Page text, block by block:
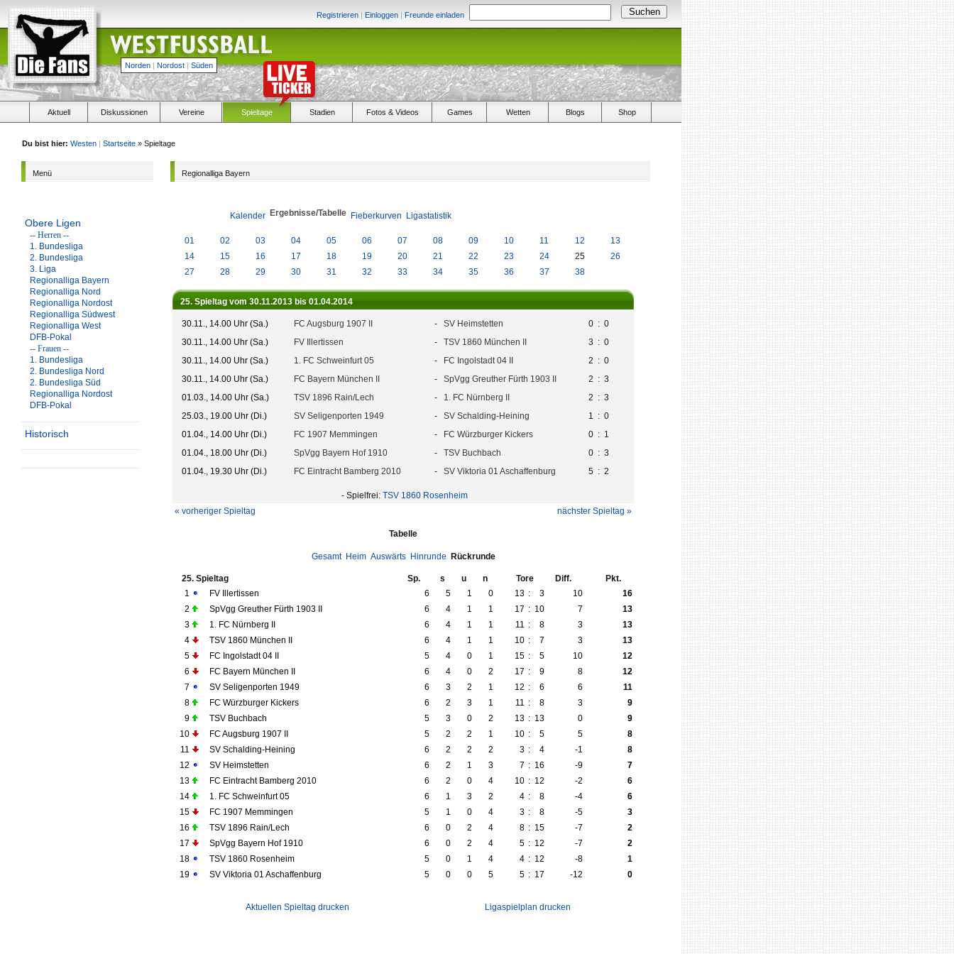
Registrieren | Einloggen | Freunde einladen
Norden | Nordost | Süden
Aktuell Diskussionen Vereine Spieltage Stadien Fotos & Videos Games Wetten Blogs Shop
Du bist hier: Westen | Startseite » Spieltage
Menü
Obere Ligen
-- Herren --
1. Bundesliga
2. Bundesliga
3. Liga
Regionalliga Bayern
Regionalliga Nord
Regionalliga Nordost
Regionalliga Südwest
Regionalliga West
DFB-Pokal
-- Frauen --
1. Bundesliga
2. Bundesliga Nord
2. Bundesliga Süd
Regionalliga Nordost
DFB-Pokal
Historisch
Regionalliga Bayern
Kalender Ergebnisse/Tabelle Fieberkurven Ligastatistik
01 02 03 04 05 06 07 08 09 10 11 12
13
14
15 16 17 18 19 20 21 22 23 24 25
26
27
28 29 30 31 32 33 34 35 36 37 38
25. Spieltag vom 30.11.2013 bis 01.04.2014
30.11., 14.00 Uhr (Sa.) FC Augsburg 1907 II - SV Heimstetten 0 : 0
30.11., 14.00 Uhr (Sa.)
FV Illertissen - TSV 1860 München II 3 : 0
30.11., 14.00 Uhr (Sa.)
1. FC Schweinfurt 05 - FC Ingolstadt 04 II 2 : 0
30.11., 14.00 Uhr (Sa.)
FC Bayern München II - SpVgg Greuther Fürth 1903 II 2 : 3
01.03., 14.00 Uhr (Sa.)
TSV 1896 Rain/Lech - 1. FC Nürnberg II 2 : 3
25.03., 19.00 Uhr (Di.)
SV Seligenporten 1949 - SV Schalding-Heining 1 : 0
01.04., 14.00 Uhr (Di.)
FC 1907 Memmingen - FC Würzburger Kickers 0 : 1
01.04., 18.00 Uhr (Di.)
SpVgg Bayern Hof 1910 - TSV Buchbach 0 : 3
01.04., 19.30 Uhr (Di.)
FC Eintracht Bamberg 2010 - SV Viktoria 01 Aschaffenburg 5 : 2
- Spielfrei: TSV 1860 Rosenheim
« vorheriger Spieltag
nächster Spieltag »
Tabelle
Gesamt Heim Auswärts Hinrunde Rückrunde
25. Spieltag Sp. s u n Tore Diff.
Pkt.
1
FV Illertissen 6 5 1 0 13 : 3 10
16
2
SpVgg Greuther Fürth 1903 II 6 4 1 1 17 : 10 7
13
3
1. FC Nürnberg II 6 4 1 1 11 : 8 3
13
4
TSV 1860 München II 6 4 1 1 10 : 7 3
13
5
FC Ingolstadt 04 II 5 4 0 1 15 : 5 10
12
6
FC Bayern München II 6 4 0 2 17 : 9 8
12
7
SV Seligenporten 1949 6 3 2 1 12 : 6 6
11
8
FC Würzburger Kickers 6 2 3 1 11 : 8 3
9
9
TSV Buchbach 5 3 0 2 13 : 13 0
9
10
FC Augsburg 1907 II 5 2 2 1 10 : 5 5
8
11
SV Schalding-Heining 6 2 2 2 3 : 4 -1
8
12
SV Heimstetten 6 2 1 3 7 : 16 -9
7
13
FC Eintracht Bamberg 2010 6 2 0 4 10 : 12 -2
6
14
1. FC Schweinfurt 05 6 1 3 2 4 : 8 -4
6
15
FC 1907 Memmingen 5 1 0 4 3 : 8 -5
3
16
TSV 1896 Rain/Lech 6 0 2 4 8 : 15 -7
2
17
SpVgg Bayern Hof 1910 6 0 2 4 5 : 12 -7
2
18
TSV 1860 Rosenheim 5 0 1 4 4 : 12 -8
1
19
SV Viktoria 01 Aschaffenburg 5 0 0 5 5 : 17 -12 0
Aktuellen Spieltag drucken Ligaspielplan drucken